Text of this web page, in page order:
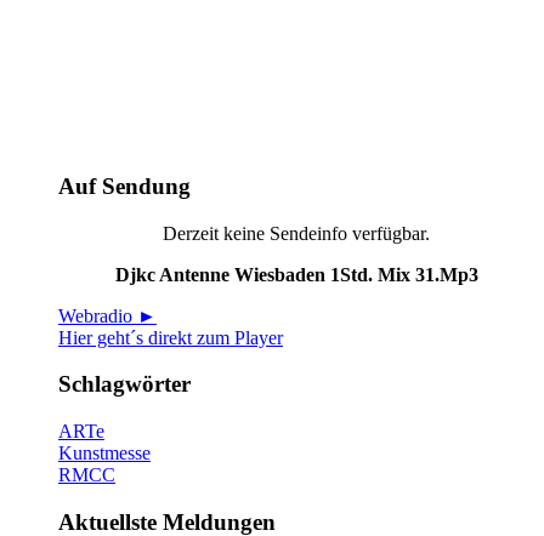
Auf Sendung
Derzeit keine Sendeinfo verfügbar.
Djkc Antenne Wiesbaden 1Std. Mix 31.Mp3
Webradio ►
Hier geht´s direkt zum Player
Schlagwörter
ARTe
Kunstmesse
RMCC
Aktuellste Meldungen